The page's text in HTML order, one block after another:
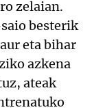
zelaian.
besterik
eta bihar
azkena
ateak